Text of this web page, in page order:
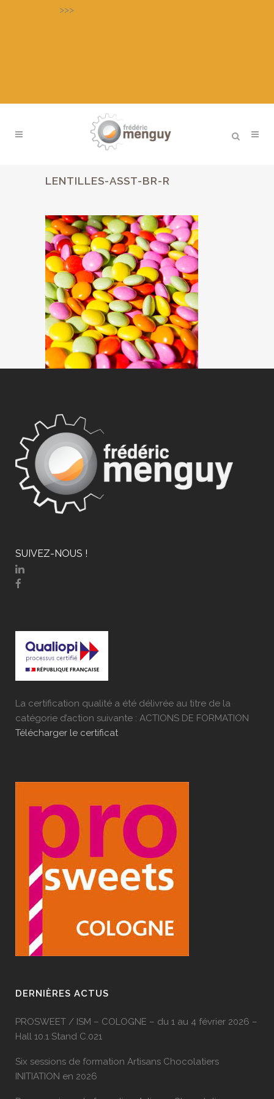
>>>
LENTILLES-ASST-BR-R
SUIVEZ-NOUS !
La certification qualité a été délivrée au titre de la
catégorie d’action suivante : ACTIONS DE FORMATION
Télécharger le certificat
DERNIÈRES ACTUS
PROSWEET / ISM – COLOGNE – du 1 au 4 février 2026 –
Hall 10.1 Stand C.021
Six sessions de formation Artisans Chocolatiers
INITIATION en 2026